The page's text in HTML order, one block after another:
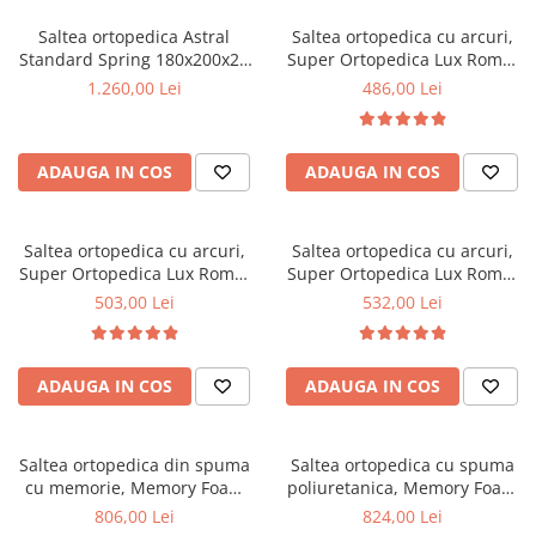
Saltea ortopedica Astral
Standard Spring 180x200x25
cm, arcuri Bonell, husa
1.260,00 Lei
ADAUGA IN COS
Saltea ortopedica cu arcuri,
Super Ortopedica Lux Roma,
70x190x23cm, fermitate tare,
vara-iarna, sistem aerisire
perimetral, Saltex
486,00 Lei
ADAUGA IN COS
Saltea ortopedica cu arcuri,
Super Ortopedica Lux Roma,
70x200x23cm, fermitate tare,
vara-iarna, sistem aerisire
perimetral, Saltex
503,00 Lei
ADAUGA IN COS
Saltea ortopedica cu arcuri,
Super Ortopedica Lux Roma,
80x190x23cm, fermitate tare,
vara-iarna, sistem aerisire
perimetral, Saltex
532,00 Lei
ADAUGA IN COS
Saltea ortopedica din spuma
cu memorie, Memory Foam
Paris, 80x190x23cm, fermitate
806,00 Lei
Saltea ortopedica cu spuma
poliuretanica, Memory Foam
Paris 5cm, 80x200x23cm,
824,00 Lei